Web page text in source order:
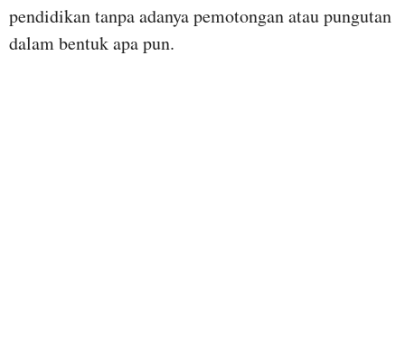
pendidikan tanpa adanya pemotongan atau pungutan
dalam bentuk apa pun.